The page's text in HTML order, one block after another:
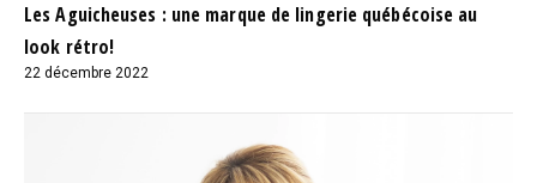
Les Aguicheuses : une marque de lingerie québécoise au
look rétro!
22 décembre 2022